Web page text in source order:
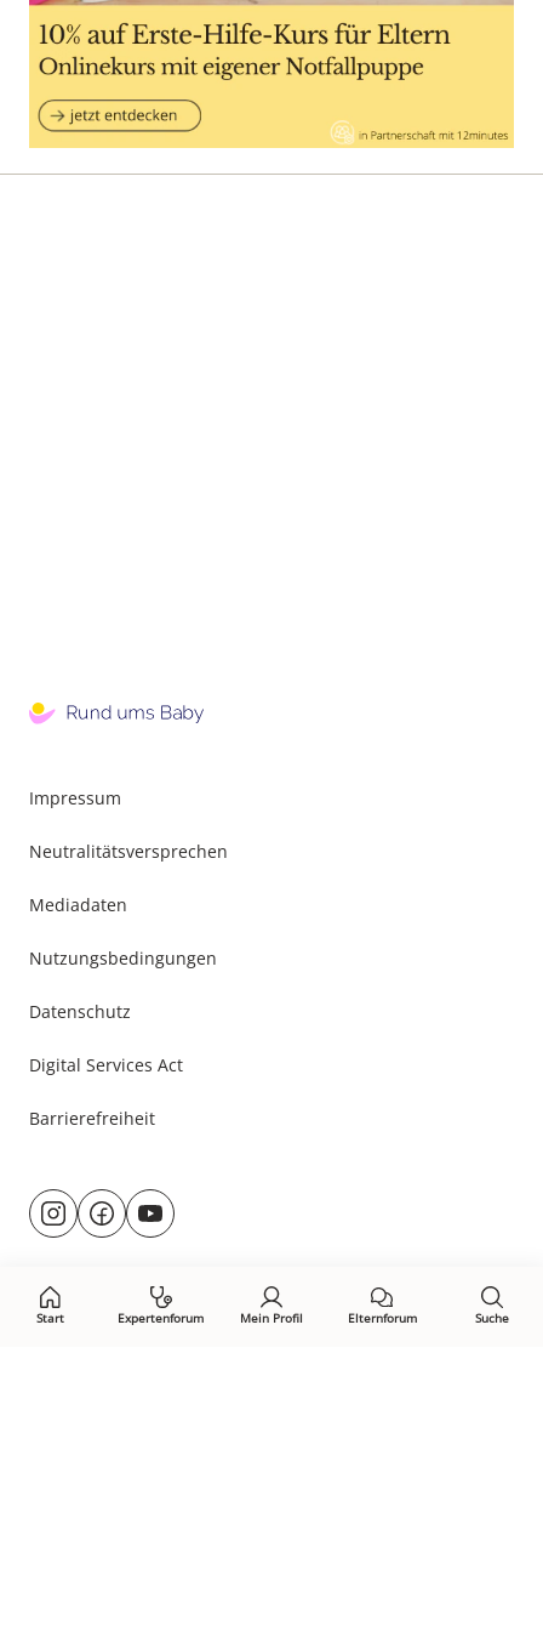
Start Expertenforum Mein Profil Elternforum Suche
Impressum
Neutralitätsversprechen
Mediadaten
Nutzungsbedingungen
Datenschutz
Digital Services Act
Barrierefreiheit
Besuche
uns@rund.ums.baby
facebook.com/rundumsbaby.de
youtube.com/@rundumsbaby_